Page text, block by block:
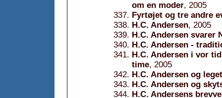
om en moder, 2005
Fyrtøjet og tre andre
H.C. Andersen, 2005
H.C. Andersen svarer
H.C. Andersen -
H.C. Andersen i vor
time, 2005
H.C. Andersen og
H.C. Andersen og
H.C. Andersens